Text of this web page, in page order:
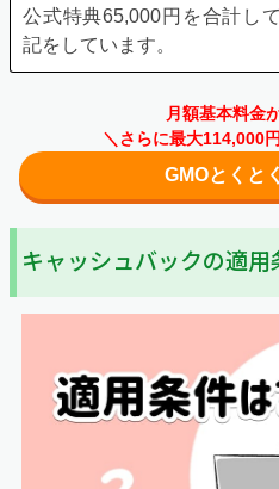
事前に決めた日時に開通工
auひかりの工事は、屋外
工事完了後に接続機器の
回線が利用できます。
公式特典65,000円を合計し
記をしています。
月額基本料金
＼さらに最大114,000
GMOとくと
キャッシュバックの適